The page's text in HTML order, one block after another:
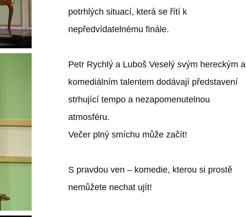
potrhlých situací, která se řítí k
nepředvídatelnému finále.
Petr Rychlý a Luboš Veselý svým hereckým a
komediálním talentem dodávají představení
strhující tempo a nezapomenutelnou
atmosféru.
Večer plný smíchu může začít!
S pravdou ven – komedie, kterou si prostě
nemůžete nechat ujít!